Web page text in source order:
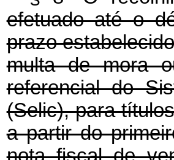
efetuado até o
prazo
multa de mora
referencial do
(Selic), para
a partir do
nota fiscal de